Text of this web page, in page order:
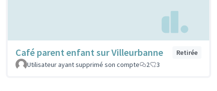
Café parent enfant sur Villeurbanne
Retirée
Utilisateur ayant supprimé son compte
2 3